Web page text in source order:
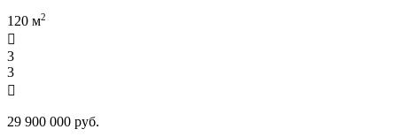
120 м2

3
3

29 900 000 руб.